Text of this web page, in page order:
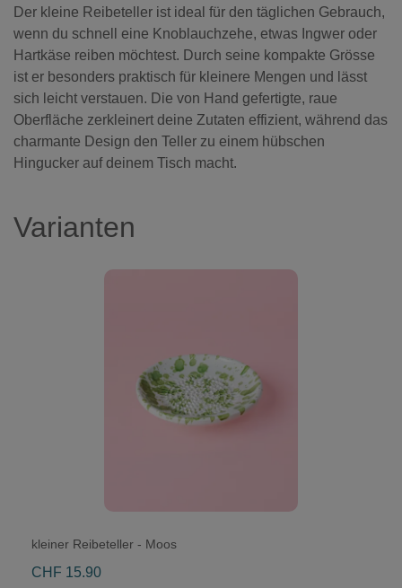
Der kleine Reibeteller ist ideal für den täglichen Gebrauch,
wenn du schnell eine Knoblauchzehe, etwas Ingwer oder
Hartkäse reiben möchtest. Durch seine kompakte Grösse
ist er besonders praktisch für kleinere Mengen und lässt
sich leicht verstauen. Die von Hand gefertigte, raue
Oberfläche zerkleinert deine Zutaten effizient, während das
charmante Design den Teller zu einem hübschen
Hingucker auf deinem Tisch macht.
Varianten
kleiner Reibeteller - Moos
CHF 15.90